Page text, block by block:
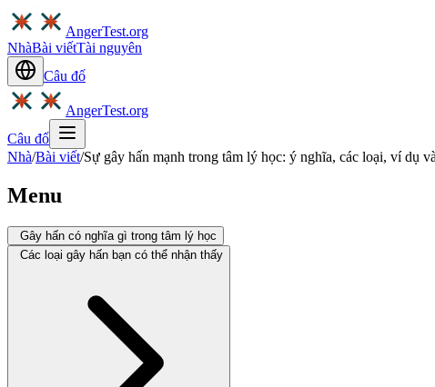
AngerTest.org
NhàBài viếtTài nguyên
Câu đố
AngerTest.org
Câu đố
Nhà/Bài viết/Sự gây hấn mạnh trong tâm lý học: ý nghĩa, các loại, ví dụ
Menu
Gây hấn có nghĩa gì trong tâm lý học
Các loại gây hấn bạn có thể nhận thấy